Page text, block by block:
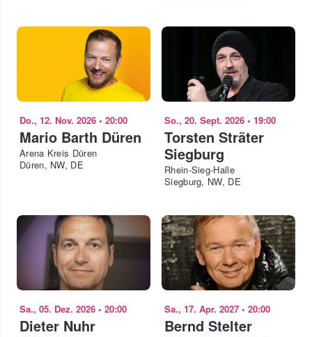
Do., 12. Nov. 2026 • 20:00
Mario Barth Düren
Arena Kreis Düren
Düren, NW, DE
So., 20. Sept. 2026 • 19:00
Torsten Sträter
Siegburg
Rhein-Sieg-Halle
Siegburg, NW, DE
Sa., 05. Dez. 2026 • 20:00
Dieter Nuhr
Sa., 17. Apr. 2027 • 20:00
Bernd Stelter